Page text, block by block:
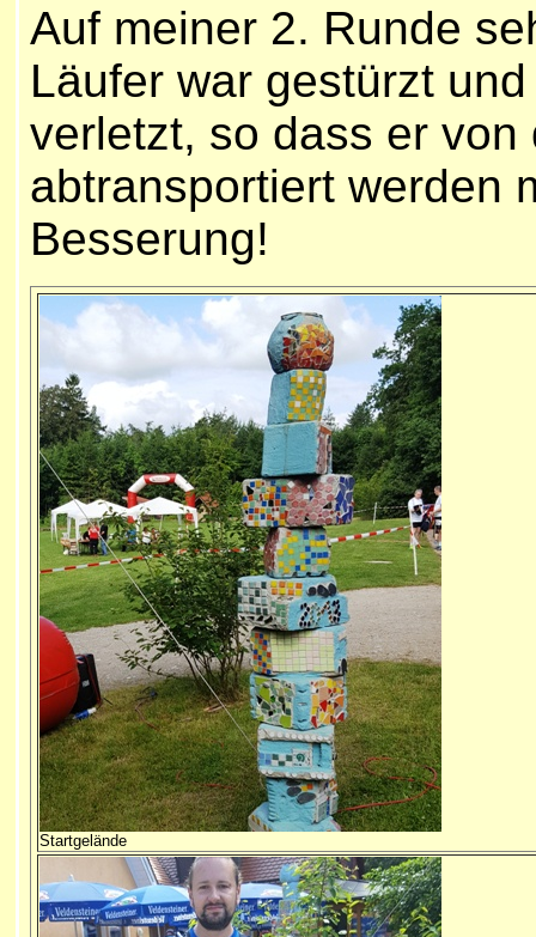
Auf meiner 2. Runde
Läufer war gestürzt
verletzt, so dass er von
abtransportiert werden
Besserung!
Startgelände